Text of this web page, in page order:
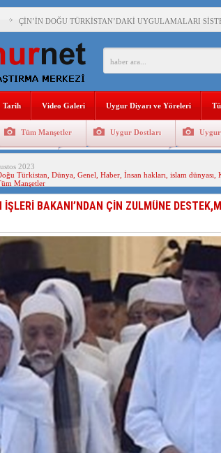
ÇİN’İN DOĞU TÜRKİSTAN’DAKİ UYGULAMALARI
DİYANET AKADEMİSİ BAŞKANI DOÇ.DR.KAAN :
ÇİN’İN UYGUR POLİTİKALARINI ÖVEN DİYANET
MHP’DEN URUMÇİ KATLİAMI MESAJİ : 05.07.2009
İŞGALCİ ÇİN’DEN “FETİHLER SULTANI
SAADET PARTİSİ İLÇE BAŞKANI : TEMMUZ AYI,DOĞU
Tarih Video Galeri Uygur Diyarı ve Yöreleri
Tüm Manşetler Uygur Dostları
ve Cenaze
2023
Türkistan Dünya, Genel Haber, İnsan hakları islam dünyası
Manşetler
İŞLERİ BAKANI’NDAN ÇİN ZULMÜNE